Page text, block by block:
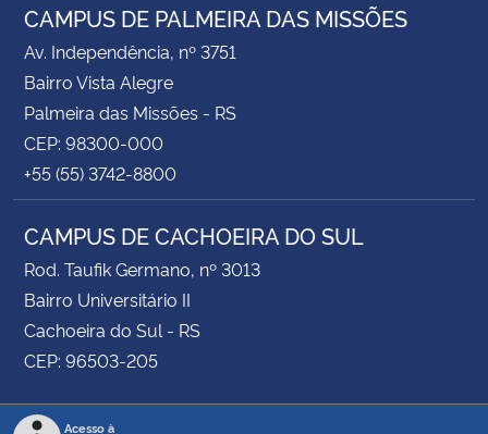
CAMPUS DE PALMEIRA DAS MISSÕES
Av. Independência, nº 3751
Bairro Vista Alegre
Palmeira das Missões - RS
CEP: 98300-000
+55 (55) 3742-8800
CAMPUS DE CACHOEIRA DO SUL
Rod. Taufik Germano, nº 3013
Bairro Universitário II
Cachoeira do Sul - RS
CEP: 96503-205
Acesso à